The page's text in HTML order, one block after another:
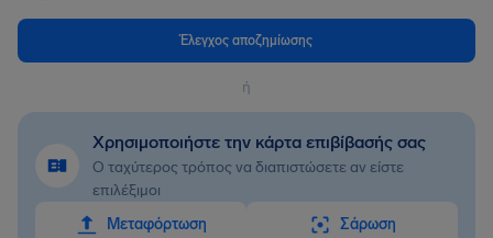
Έλεγχος αποζημίωσης
ή
Χρησιμοποιήστε την κάρτα επιβίβασής σας
Ο ταχύτερος τρόπος να διαπιστώσετε αν είστε
επιλέξιμοι
Mεταφόρτωση
Σάρωση